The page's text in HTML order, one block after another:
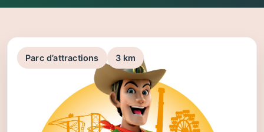
Parc d’attractions 3 km